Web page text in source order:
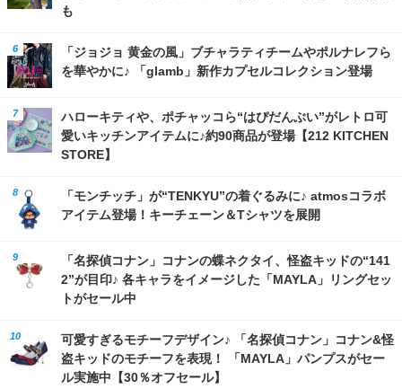
も
「ジョジョ 黄金の風」ブチャラティチームやポルナレフら
を華やかに♪ 「glamb」新作カプセルコレクション登場
ハローキティや、ポチャッコら“はぴだんぶい”がレトロ可
愛いキッチンアイテムに♪約90商品が登場【212 KITCHEN
STORE】
「モンチッチ」が“TENKYU”の着ぐるみに♪ atmosコラボ
アイテム登場！キーチェーン＆Tシャツを展開
「名探偵コナン」コナンの蝶ネクタイ、怪盗キッドの“141
2”が目印♪ 各キャラをイメージした「MAYLA」リングセッ
トがセール中
可愛すぎるモチーフデザイン♪ 「名探偵コナン」コナン&怪
盗キッドのモチーフを表現！ 「MAYLA」パンプスがセー
ル実施中【30％オフセール】